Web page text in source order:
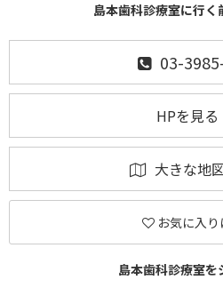
島本歯科診療室に行く
03-
HPを見る
大きな地
お気に入
島本歯科診療室を